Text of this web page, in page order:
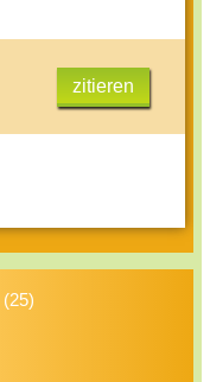
zitieren
(25)